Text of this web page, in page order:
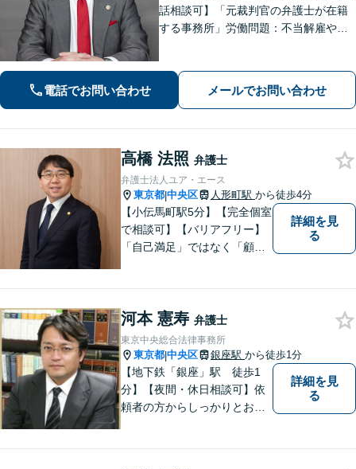
話相談可】「元裁判官の弁護士が在籍
する事務所」労働問題：不当解雇や未
「交通事故：重度の後遺障害や異議申
し立てもお任せください」
電話でお問い合わせ メールでお問い合わせ
高橋 法照 弁護士
弁護士法人ユア・エース
東京都|中央区 人形町駅 から徒歩4分
【小伝馬町駅5分】【完全個室
で相談可】【バリアフリー】
「自己満足」ではなく「顧客
が本当に求める最高の結果に
こだわり続けたいと考えてお
ります。 お気軽にご相談くだ
さい。
詳細を見
る
河本 憲寿 弁護士
東京中央総合法律事務所
東京都|中央区 銀座駅 から徒歩1分
【地下鉄「銀座」駅 徒歩1
分】【夜間・休日相談可】依
頼者の方からしっかりとお話
詳細を見
る